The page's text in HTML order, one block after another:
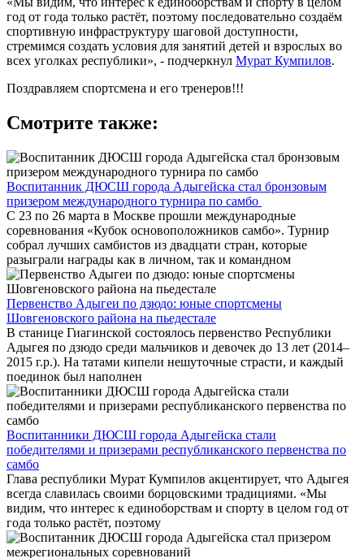
год от года только растёт, поэтому последовательно создаём
спортивную инфраструктуру шаговой доступности,
стремимся создать условия для занятий детей и взрослых во
всех уголках республики», - подчеркнул Мурат Кумпилов.
Поздравляем спортсмена и его тренеров!!!
Смотрите также:
Воспитанник ДЮСШ города Адыгейска стал бронзовым
призером международного турнира по самбо
С 23 по 26 марта в Москве прошли международные
соревнования «Кубок основоположников самбо». Турнир
собрал лучших самбистов из двадцати стран, которые
разыграли награды как в личном, так и командном
Первенство Адыгеи по дзюдо: юные спортсмены
Шовгеновского района на пьедестале
В станице Гиагинской состоялось первенство Республики
Адыгея по дзюдо среди мальчиков и девочек до 13 лет (2014–
2015 г.р.). На татами кипели нешуточные страсти, и каждый
поединок был наполнен
Воспитанники ДЮСШ города Адыгейска стали
победителями и призерами республиканского первенства по
самбо
Глава республики Мурат Кумпилов акцентирует, что Адыгея
всегда славилась своими борцовскими традициями. «Мы
видим, что интерес к единоборствам и спорту в целом год от
года только растёт, поэтому